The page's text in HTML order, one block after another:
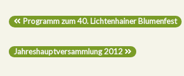
Programm zum 40. Lichtenhainer Blumenfest
Jahreshauptversammlung 2012